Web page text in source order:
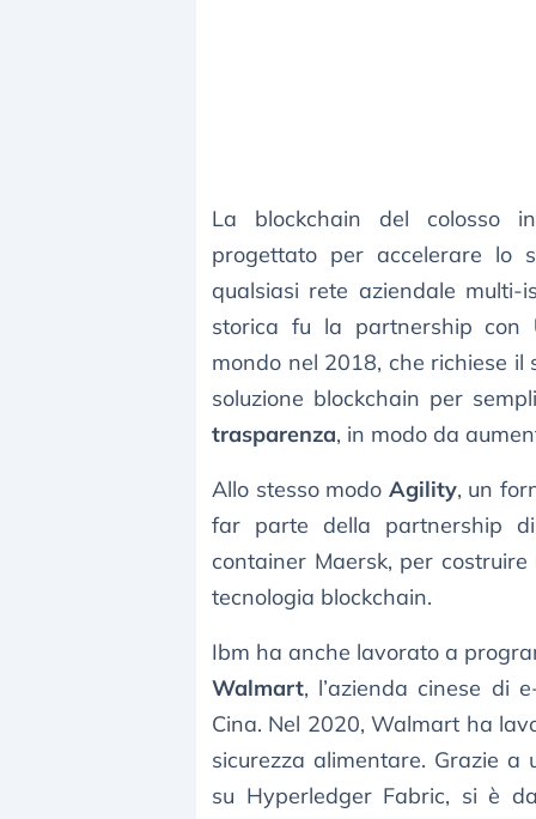
La blockchain del colosso
progettato per accelerare lo
qualsiasi rete aziendale multi-
storica fu la partnership con
mondo nel 2018, che richiese il
soluzione blockchain per
trasparenza, in modo da
Allo stesso modo Agility, un
far parte della partnership
container Maersk, per
tecnologia blockchain.
Ibm ha anche lavorato a
Walmart, l’azienda cinese di
Cina. Nel 2020, Walmart ha
sicurezza alimentare. Grazie
su Hyperledger Fabric, si è